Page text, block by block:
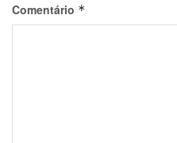
Comentário *